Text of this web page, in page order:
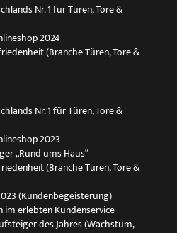
Nr. 1 für Türen, Tore &
2024
(Branche Türen, Tore &
Nr. 1 für Türen, Tore &
2023
„Rund ums Haus“
(Branche Türen, Tore &
(Kundenbegeisterung)
im erlebten Kundenservice
des Jahres (Wachstum,